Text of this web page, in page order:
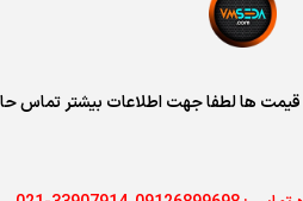
ها لطفا جهت اطلاعات بیشتر تماس